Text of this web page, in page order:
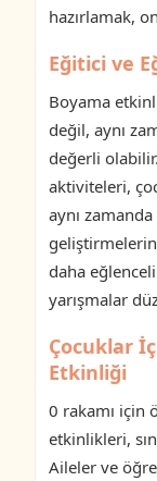
hazırlamak,
Eğitici ve
Boyama
değil, aynı
değerli
aktiviteleri,
aynı
daha
yarışmalar
Çocuklar
Etkinliği
0 rakamı için
etkinlikleri,
Aileler ve